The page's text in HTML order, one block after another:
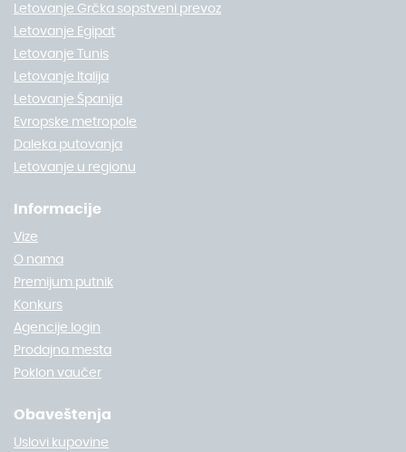
Letovanje Grčka sopstveni prevoz
Letovanje Egipat
Letovanje Tunis
Letovanje Italija
Letovanje Španija
Evropske metropole
Daleka putovanja
Letovanje u regionu
Informacije
Vize
O nama
Premijum putnik
Konkurs
Agencije login
Prodajna mesta
Poklon vaučer
Obaveštenja
Uslovi kupovine